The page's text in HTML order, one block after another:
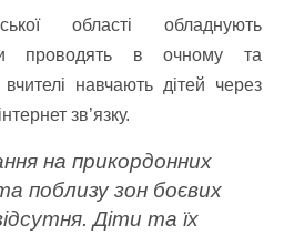
області обладнують
проводять в очному та
навчають дітей через
зв’язку.
на прикордонних
поблизу зон боєвих
Діти та їх